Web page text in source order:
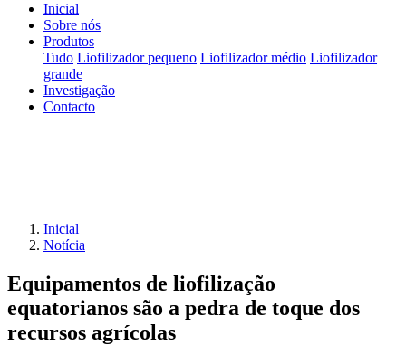
Inicial
Sobre nós
Produtos
Tudo Liofilizador pequeno Liofilizador médio Liofilizador
grande
Investigação
Contacto
Inicial
Notícia
Equipamentos de liofilização
equatorianos são a pedra de toque dos
recursos agrícolas